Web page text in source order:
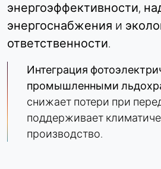
энергоэффективности,
энергоснабжения и
ответственности.
Интеграция
промышленными
снижает потери при
поддерживает
производство.